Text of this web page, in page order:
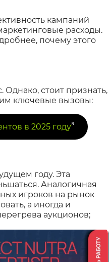
кампаний
расходы.
почему этого
стоит признать,
ключевые вызовы:
в 2025 году”
году. Эта
Аналогичная
игроков на рынок
а иногда и
аукционов;